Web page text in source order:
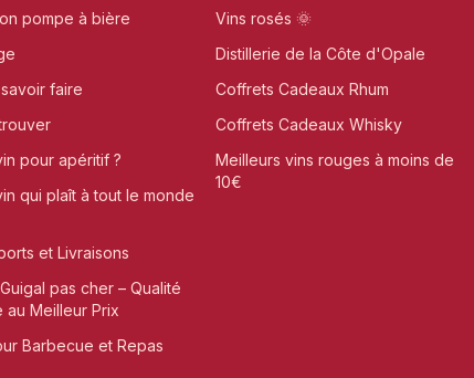
pompe à bière
faire
pour apéritif ?
qui plaît à tout le monde
et Livraisons
pas cher – Qualité
au Meilleur Prix
Barbecue et Repas
Vins rosés 🌞
Distillerie de la Côte d'Opale
Coffrets Cadeaux Rhum
Coffrets Cadeaux Whisky
Meilleurs vins rouges à moins de
10€